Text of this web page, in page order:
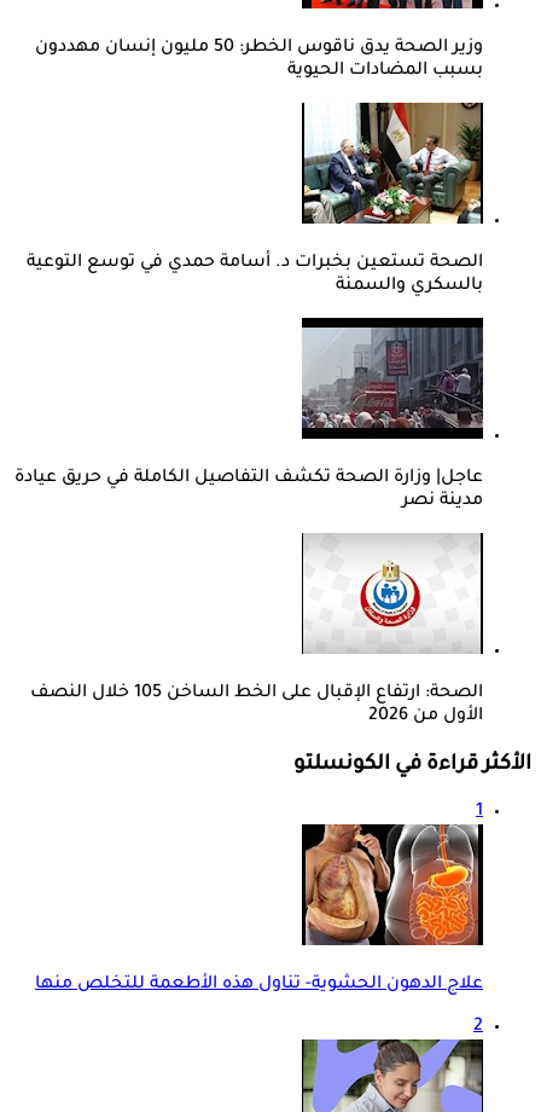
وزير الصحة يدق ناقوس الخطر: 50 مليون إنسان مهددون
بسبب المضادات الحيوية
الصحة تستعين بخبرات د. أسامة حمدي في توسع التوعية
بالسكري والسمنة
عاجل| وزارة الصحة تكشف التفاصيل الكاملة في حريق عيادة
مدينة نصر
الصحة: ارتفاع الإقبال على الخط الساخن 105 خلال النصف
الأول من 2026
الأكثر قراءة في الكونسلتو
1
علاج الدهون الحشوية- تناول هذه الأطعمة للتخلص منها
2